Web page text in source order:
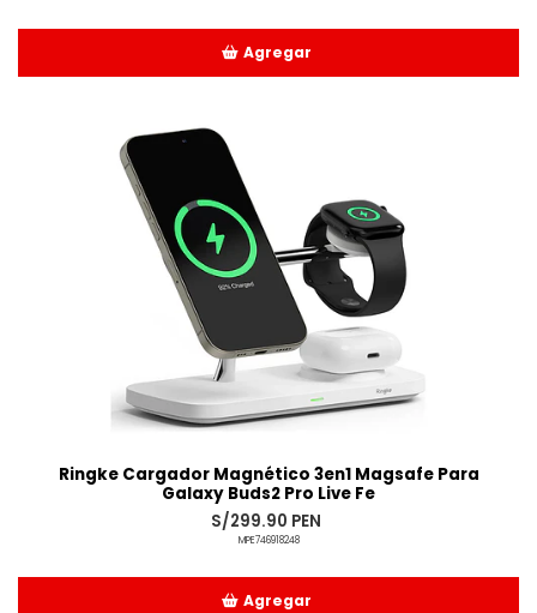
Agregar
Ringke Cargador Magnético 3en1 Magsafe Para
Galaxy Buds2 Pro Live Fe
S/299.90 PEN
MPE746918248
Agregar